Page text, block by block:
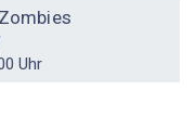
Uhr